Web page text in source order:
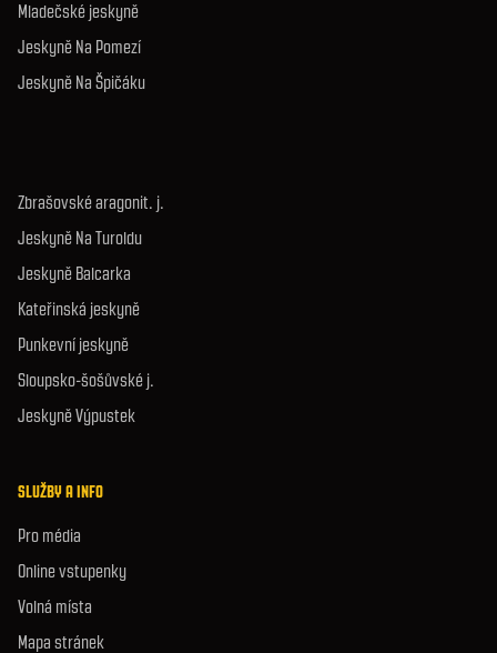
Mladečské jeskyně
Jeskyně Na Pomezí
Jeskyně Na Špičáku
Zbrašovské aragonit. j.
Jeskyně Na Turoldu
Jeskyně Balcarka
Kateřinská jeskyně
Punkevní jeskyně
Sloupsko-šošůvské j.
Jeskyně Výpustek
SLUŽBY A INFO
Pro média
Online vstupenky
Volná místa
Mapa stránek